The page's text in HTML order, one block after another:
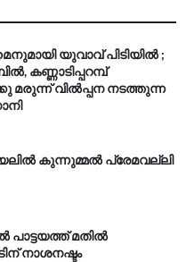
യുവാവ് പിടിയിൽ ;
കണ്ണാടിപ്പറമ്പ്
മരുന്ന് വിൽപ്പന നടത്തുന്ന
കുന്നുമ്മൽ പ്രേമവല്ലി
പാട്ടയത്ത് മതിൽ
നാശനഷ്ടം